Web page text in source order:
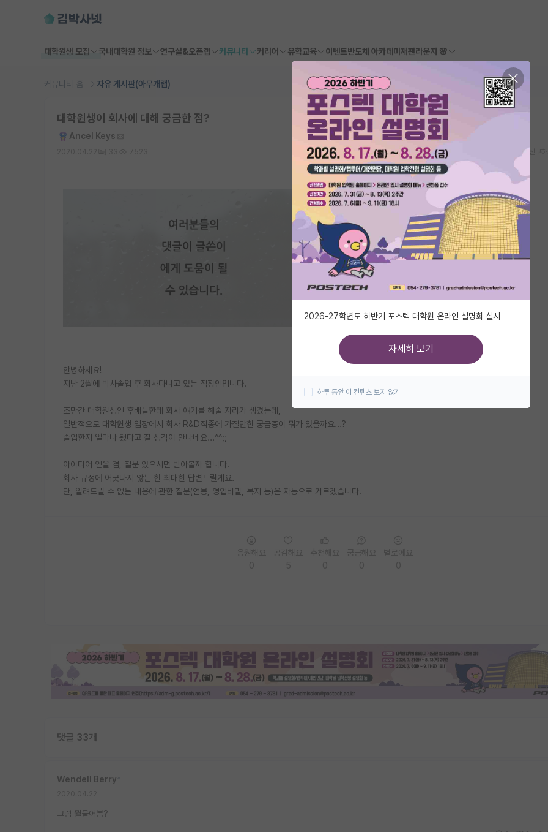
대학원생 모집 국내대학원 정보 연구실&오픈랩 커뮤니티 커리어 유학교육 이벤트반도체 아카데미 재팬라운지 🌸
커뮤니티 홈 자유 게시판(아무개랩)
대학원생이 회사에 대해 궁금한 점?
Ancel Keys
안녕하세요!
지난 2월에 박사졸업 후 회사다니고 있는 직장인입니다.
조만간 대학원생인 후배들한테 회사 얘기를 해줄 자리가 생겼는데,
일반적으로 대학원생 입장에서 회사 R&D직종에 가질만한 궁금증이 뭐가 있을까요...?
졸업한지 얼마나 됐다고 잘 생각이 안나네요...^^;;
아이디어 얻을 겸, 질문 있으시면 받아볼까 합니다.
회사 규정에 어긋나지 않는 한 최대한 답변드릴게요.
단, 알려드릴 수 없는 내용에 관한 질문(연봉, 영업비밀, 복지 등)은 자동으로 거르겠습니다.
댓글 33개
Wendell Berry
그럼 뭘물어봄?
2026-27학년도 하반기 포스텍 대학원 온라인 설명회 실시
자세히 보기
하루 동안 이 컨텐츠 보지 않기